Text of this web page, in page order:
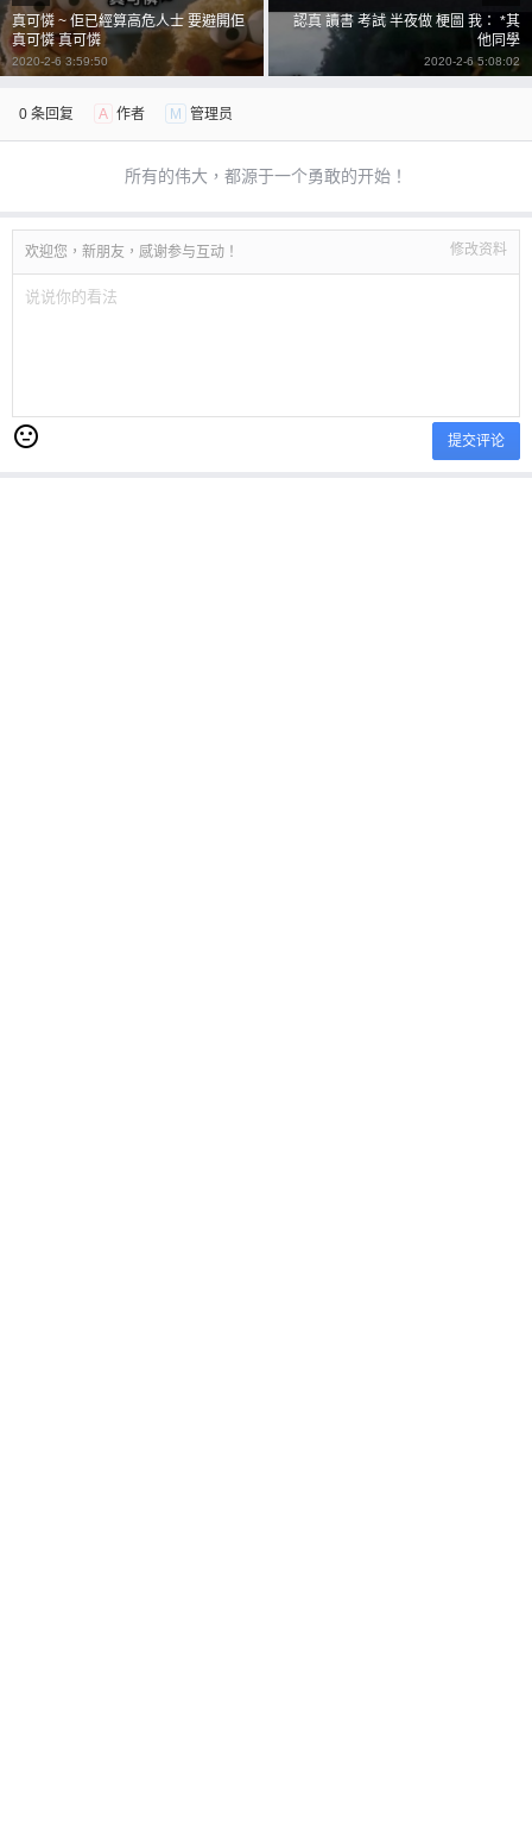
真可憐 ~ 佢已經算高危人士 要避開佢
真可憐 真可憐
2020-2-6 3:59:50
認真 讀書 考試 半夜做 梗圖 我： *其
他同學
2020-2-6 5:08:02
0 条回复 A 作者 M 管理员
所有的伟大，都源于一个勇敢的开始！
欢迎您，新朋友，感谢参与互动！ 修改资料
提交评论